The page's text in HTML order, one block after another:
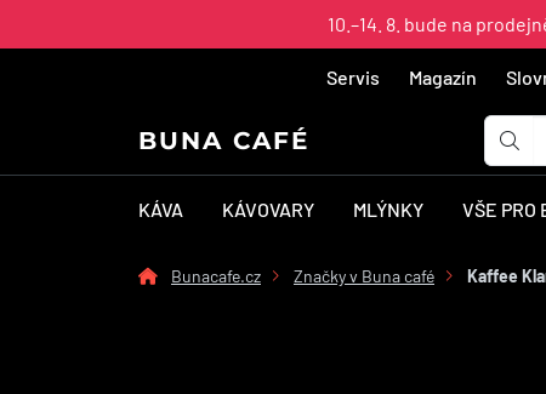
10.–14. 8. bude na
Servis Magazín
BUNA CAFÉ
KÁVA KÁVOVARY MLÝNKY VŠE PRO
Bunacafe.cz Značky v Buna café Kaffee